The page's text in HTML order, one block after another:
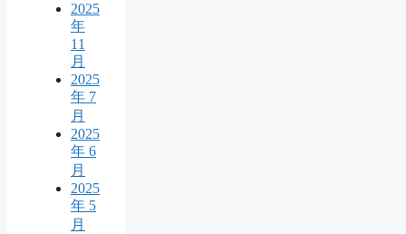
2025
年
11
月
2025
年 7
月
2025
年 6
月
2025
年 5
月